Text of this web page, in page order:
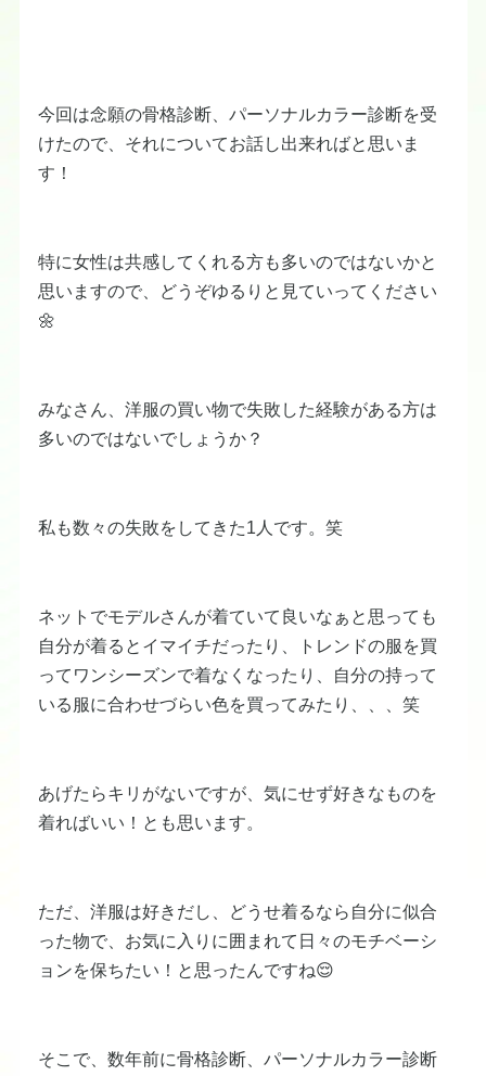
今回は念願の骨格診断、パーソナルカラー診断を受
けたので、それについてお話し出来ればと思いま
す！
特に女性は共感してくれる方も多いのではないかと
思いますので、どうぞゆるりと見ていってください
🌼
みなさん、洋服の買い物で失敗した経験がある方は
多いのではないでしょうか？
私も数々の失敗をしてきた1人です。笑
ネットでモデルさんが着ていて良いなぁと思っても
自分が着るとイマイチだったり、トレンドの服を買
ってワンシーズンで着なくなったり、自分の持って
いる服に合わせづらい色を買ってみたり、、、笑
あげたらキリがないですが、気にせず好きなものを
着ればいい！とも思います。
ただ、洋服は好きだし、どうせ着るなら自分に似合
った物で、お気に入りに囲まれて日々のモチベーシ
ョンを保ちたい！と思ったんですね😌
そこで、数年前に骨格診断、パーソナルカラー診断